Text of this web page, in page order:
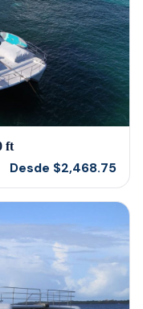
ft
Desde $2,468.75